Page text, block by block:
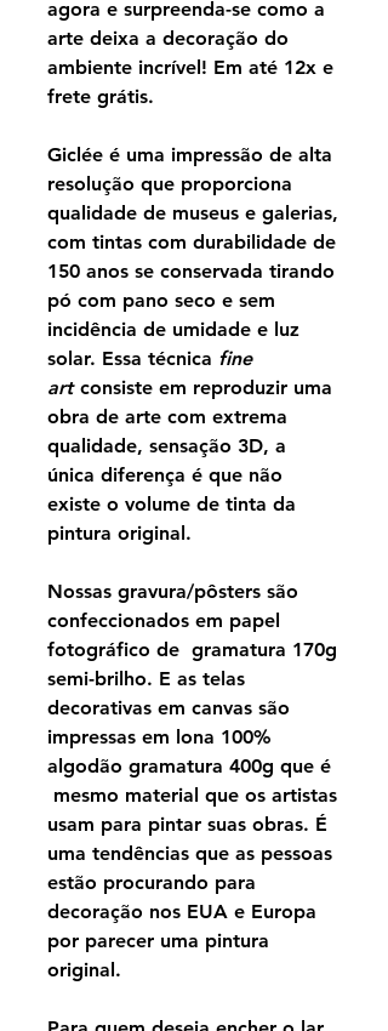
agora e surpreenda-se como a
arte deixa a decoração do
ambiente incrível! Em até 12x e
frete grátis.
Giclée é uma impressão de alta
resolução que proporciona
qualidade de museus e galerias,
com tintas com durabilidade de
150 anos se conservada tirando
pó com pano seco e sem
incidência de umidade e luz
solar. Essa técnica fine
artconsiste em reproduzir uma
obra de arte com extrema
qualidade, sensação 3D, a
única diferença é que não
existe o volume de tinta da
pintura original.
Nossas gravura/pôsters são
confeccionados em papel
fotográfico de gramatura 170g
semi-brilho. E as telas
decorativas em canvas são
impressas em lona 100%
algodão gramatura 400g que é
mesmo material que os artistas
usam para pintar suas obras. É
uma tendências que as pessoas
estão procurando para
decoração nos EUA e Europa
por parecer uma pintura
original.